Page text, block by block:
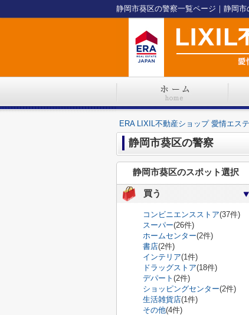
ERA LIXIL不動産ショップ 愛情エス
静岡市葵区の警察
静岡市葵区のスポット選択
買う
コンビニエンスストア(37件)
スーパー(26件)
ホームセンター(2件)
書店(2件)
インテリア(1件)
ドラッグストア(18件)
デパート (2件)
ショッピングセンター(2件)
生活雑貨店(1件)
その他(4件)